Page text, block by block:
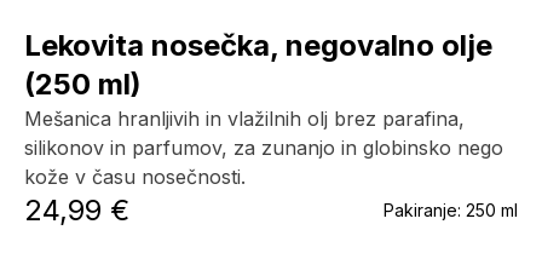
Lekovita nosečka, negovalno olje
(250 ml)
Mešanica hranljivih in vlažilnih olj brez parafina,
silikonov in parfumov, za zunanjo in globinsko nego
kože v času nosečnosti.
24,99 € Pakiranje: 250 ml